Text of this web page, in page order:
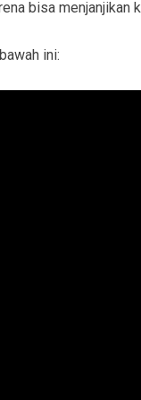
bisa menjanjikan
ini: